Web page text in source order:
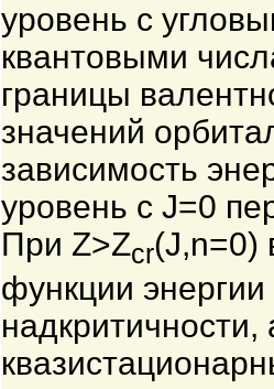
уровень с
квантовыми
границы
значений
зависимость
уровень с J=0
При Z>Zcr(J,n=0)
функции